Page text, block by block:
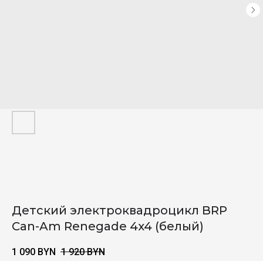
Детский электроквадроцикл BRP
Can-Am Renegade 4x4 (белый)
1 090 BYN 1 920 BYN